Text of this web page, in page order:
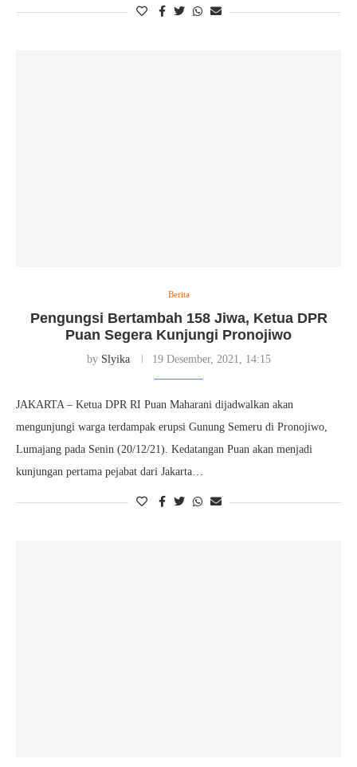
Berita
Pengungsi Bertambah 158 Jiwa, Ketua DPR
Puan Segera Kunjungi Pronojiwo
by Slyika 19 Desember, 2021, 14:15
JAKARTA – Ketua DPR RI Puan Maharani dijadwalkan akan
mengunjungi warga terdampak erupsi Gunung Semeru di Pronojiwo,
Lumajang pada Senin (20/12/21). Kedatangan Puan akan menjadi
kunjungan pertama pejabat dari Jakarta…